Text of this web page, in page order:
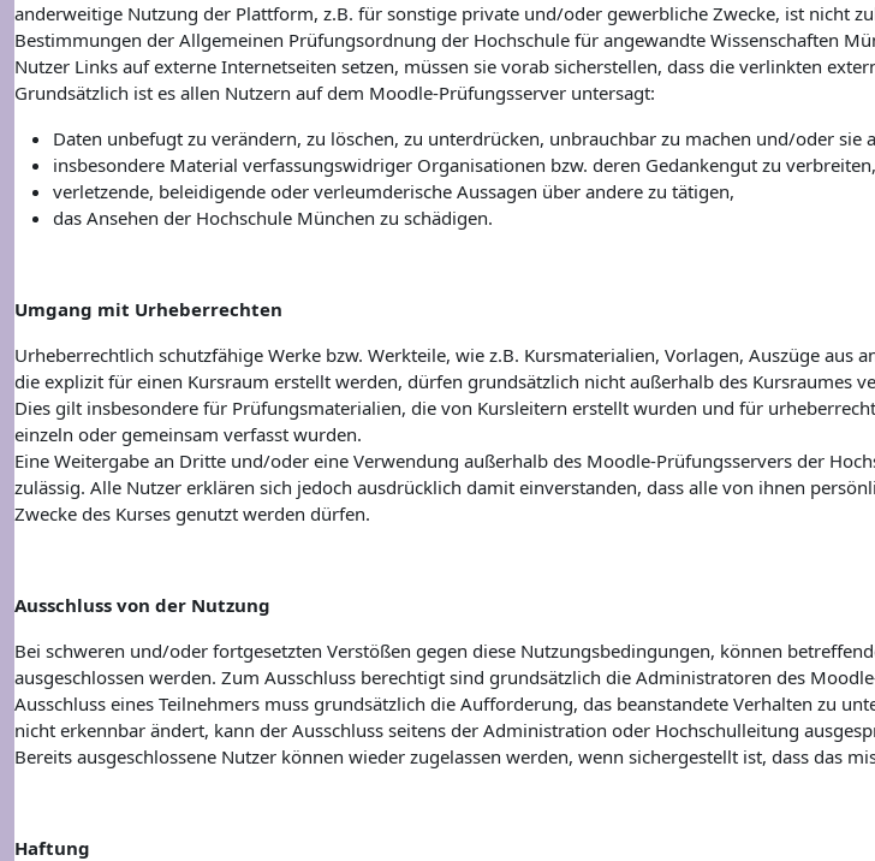
anderweitige Nutzung der Plattform, z.B. für sonstige private und/oder gewerbliche Zwecke, ist nicht
Bestimmungen der Allgemeinen Prüfungsordnung der Hochschule für angewandte Wissenschaften
Nutzer Links auf externe Internetseiten setzen, müssen sie vorab sicherstellen, dass die verlinkten
Grundsätzlich ist es allen Nutzern auf dem Moodle-Prüfungsserver untersagt:
Daten unbefugt zu verändern, zu löschen, zu unterdrücken, unbrauchbar zu machen und/oder
insbesondere Material verfassungswidriger Organisationen bzw. deren Gedankengut zu verbreiten,
verletzende, beleidigende oder verleumderische Aussagen über andere zu tätigen,
das Ansehen der Hochschule München zu schädigen.
Umgang mit Urheberrechten
Urheberrechtlich schutzfähige Werke bzw. Werkteile, wie z.B. Kursmaterialien, Vorlagen, Auszüge
die explizit für einen Kursraum erstellt werden, dürfen grundsätzlich nicht außerhalb des Kursraumes
Dies gilt insbesondere für Prüfungsmaterialien, die von Kursleitern erstellt wurden und für
einzeln oder gemeinsam verfasst wurden.
Eine Weitergabe an Dritte und/oder eine Verwendung außerhalb des Moodle-Prüfungsservers der
zulässig. Alle Nutzer erklären sich jedoch ausdrücklich damit einverstanden, dass alle von ihnen
Zwecke des Kurses genutzt werden dürfen.
Ausschluss von der Nutzung
Bei schweren und/oder fortgesetzten Verstößen gegen diese Nutzungsbedingungen, können
ausgeschlossen werden. Zum Ausschluss berechtigt sind grundsätzlich die Administratoren des
Ausschluss eines Teilnehmers muss grundsätzlich die Aufforderung, das beanstandete Verhalten zu
nicht erkennbar ändert, kann der Ausschluss seitens der Administration oder Hochschulleitung
Bereits ausgeschlossene Nutzer können wieder zugelassen werden, wenn sichergestellt ist, dass das
Haftung